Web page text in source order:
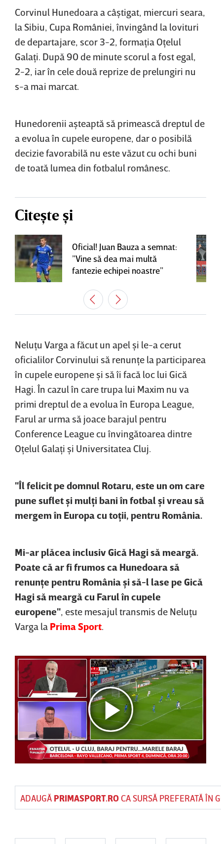
Corvinul Hunedoara a câştigat, miercuri seara,
la Sibiu, Cupa României, învingând la lovituri
de departajare, scor 3-2, formaţia Oţelul
Galaţi. După 90 de minute scorul a fost egal,
2-2, iar în cele două reprize de prelungiri nu
s-a mai marcat.
Hunedorenii aşteaptă să primească dreptul de
a evolua în cupele europene, dar o posibilă
decizie favorabilă nu este văzut cu ochi buni
de toată lumea din fotbalul românesc.
Citește și
Oficial! Juan Bauza a semnat:
”Vine să dea mai multă
fantezie echipei noastre”
Neluţu Varga a făcut un apel şi le-a cerut
oficialilor Corvinului să renunţe la participarea
în cupele europene şi să îi facă loc lui Gică
Hagi. În cazul în care trupa lui Maxim nu va
primi dreptul de a evolua în Europa League,
Farul ar urma să joace barajul pentru
Conference League cu învingătoarea dintre
Oţelul Galaţi şi Universitatea Cluj.
"Îl felicit pe domnul Rotaru, este un om care
pune suflet şi mulţi bani în fotbal şi vreau să
mergem în Europa cu toţii, pentru România.
Mi-ar plăcea inclusiv Gică Hagi să meargă.
Poate că ar fi frumos ca Hunedoara să
renunţe pentru România şi să-l lase pe Gică
Hagi să meargă cu Farul în cupele
europene" , este mesajul transmis de Neluţu
Varga la Prima Sport
ADAUGĂ PRIMASPORT.ROCA SURSĂ PREFERATĂ ÎN